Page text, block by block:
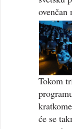
ovenčan
Tokom
će se